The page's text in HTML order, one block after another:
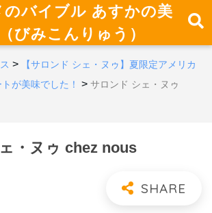
のバイブル あすかの美
びみこんりゅう）
>
【サロンド シェ・ヌゥ】夏限定アメリカ
が美味でした！
> サロンド シェ・ヌゥ
・ヌゥ chez nous